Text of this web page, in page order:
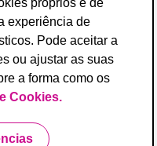
próprios e de
experiência de
Pode aceitar a
ou ajustar as suas
a forma como os
Cookies.